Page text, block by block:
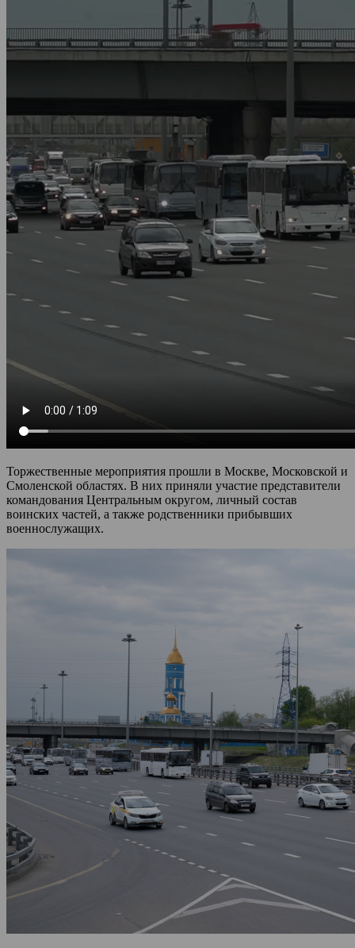
Торжественные мероприятия прошли в Москве, Московской и
Смоленской областях. В них приняли участие представители
командования Центральным округом, личный состав
воинских частей, а также родственники прибывших
военнослужащих.